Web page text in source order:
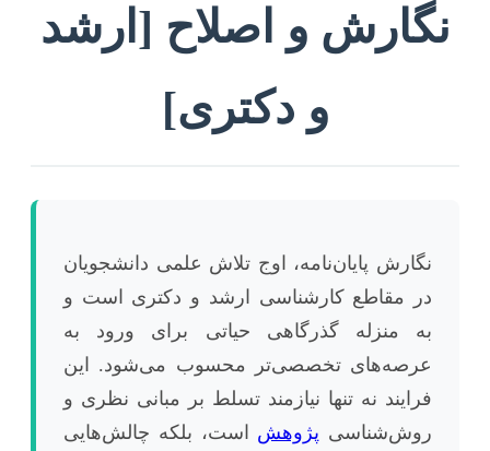
نگارش و اصلاح [ارشد
و دکتری]
نگارش پایان‌نامه، اوج تلاش علمی دانشجویان
در مقاطع کارشناسی ارشد و دکتری است و
به منزله گذرگاهی حیاتی برای ورود به
عرصه‌های تخصصی‌تر محسوب می‌شود. این
فرایند نه تنها نیازمند تسلط بر مبانی نظری و
روش‌شناسی پژوهش است، بلکه چالش‌هایی